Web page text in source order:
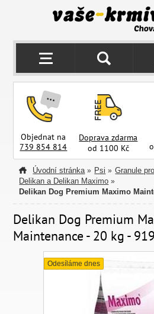
Objednat na
739 854 814
Doprava zdarma
od 1100 Kč
Úvodní stránka » Psi » Granule
Delikan a Delikan Maximo »
Delikan Dog Premium Maximo
Delikan Dog Premium
Maintenance - 20 kg -
Odesíláme dnes